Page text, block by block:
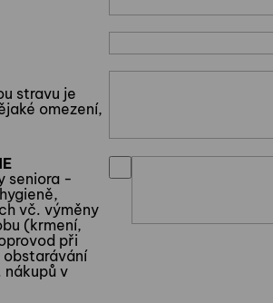
stravu je
omezení,
seniora -
vč. výměny
(krmení,
při
obstarávání
v